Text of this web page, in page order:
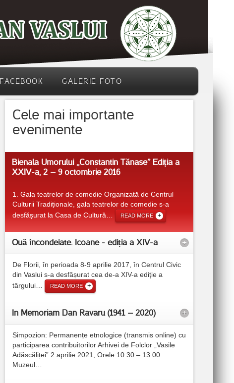
FACEBOOK GALERIE FOTO
Cele mai importante
evenimente
Bienala Umorului ,,Constantin Tănase” Ediția a
XXIV-a, 2 – 9 octombrie 2016
1. Gala teatrelor de comedie Organizată de Centrul
Culturii Tradiționale, gala teatrelor de comedie s-a
desfășurat la Casa de Cultură
READ MORE
Ouă încondeiate. Icoane - ediția a XIV-a +
De Florii, în perioada 8-9 aprilie 2017, în Centrul Civic
din Vaslui s-a desfășurat cea de-a XIV-a ediție a
târgului
READ MORE
In Memoriam Dan Ravaru (1941 – 2020) +
Simpozion: Permanențe etnologice (transmis online) cu
participarea contribuitorilor Arhivei de Folclor „Vasile
Adăscăliței” 2 aprilie 2021, Orele 10.30 – 13.00
Muzeul